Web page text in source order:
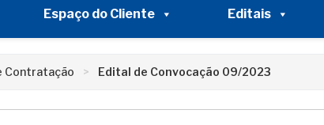
Espaço do Cliente Editais
Contratação Edital de Convocação 09/2023